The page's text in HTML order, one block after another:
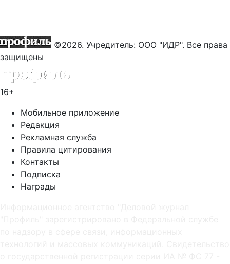
©2026. Учредитель: ООО "ИДР". Все права
защищены
16+
Мобильное приложение
Редакция
Рекламная служба
Правила цитирования
Контакты
Подписка
Награды